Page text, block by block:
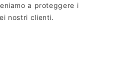
a proteggere i
nostri clienti.